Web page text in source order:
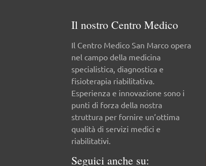
Il nostro Centro Medico
Il Centro Medico San Marco opera
nel campo della medicina
specialistica, diagnostica e
fisioterapia riabilitativa.
Esperienza e innovazione sono i
punti di forza della nostra
struttura per fornire un’ottima
qualità di servizi medici e
riabilitativi.
Seguici anche su: